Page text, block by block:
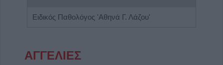
Ειδικός Παθολόγος 'Αθηνά Γ. Λάζου'
ΑΓΓΕΛΙΕΣ